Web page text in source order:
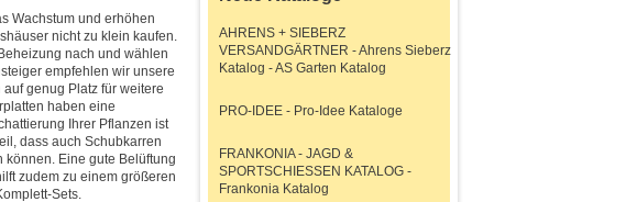
Wachstum und erhöhen
nicht zu klein kaufen.
nach und wählen
empfehlen wir unsere
genug Platz für weitere
haben eine
Ihrer Pflanzen ist
dass auch Schubkarren
Eine gute Belüftung
zudem zu einem größeren
Sets.
AHRENS + SIEBERZ
VERSANDGÄRTNER - Ahrens Sieberz
Katalog - AS Garten Katalog
PRO-IDEE - Pro-Idee Kataloge
FRANKONIA - JAGD &
SPORTSCHIESSEN KATALOG -
Frankonia Katalog